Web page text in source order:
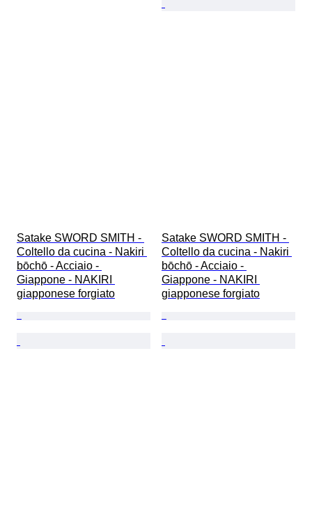
Satake SWORD SMITH -
Coltello da cucina - Nakiri
bōchō - Acciaio -
Giappone - NAKIRI
giapponese forgiato
Satake SWORD SMITH -
Coltello da cucina - Nakiri
bōchō - Acciaio -
Giappone - NAKIRI
giapponese forgiato